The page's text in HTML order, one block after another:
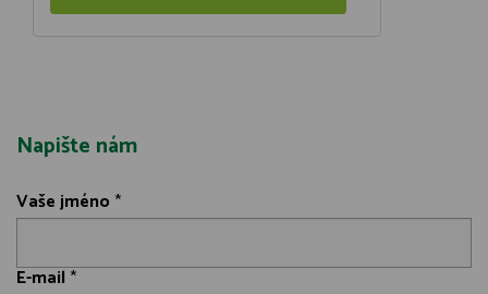
Napište nám
Vaše jméno *
E-mail *